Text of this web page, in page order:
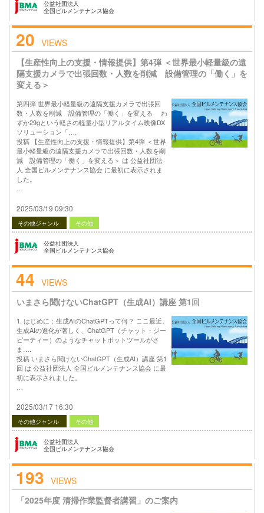
公益社団法人
全国ビルメンテナンス協会
20 VIEWS
【生産性向上の支援・情報提供】第4弾 ＜世界最小軽量級の遠
隔支援カメラで出張回数・人数を削減 設備管理の「働く」を
変える＞
第四弾 世界最小軽量級の遠隔支援カメラで出張回
数・人数を削減 設備管理の「働く」を変える わ
ずか29gという軽さの軽量小型リアルタイム映像DX
ソリューション「….
投稿 【生産性向上の支援・情報提供】第4弾 ＜世界
最小軽量級の遠隔支援カメラで出張回数・人数を削
減 設備管理の「働く」を変える＞ は 公益社団法
人 全国ビルメンテナンス協会 に最初に表示されま
した。
2025/03/19 09:30
その他ジャンル その他
公益社団法人
全国ビルメンテナンス協会
44 VIEWS
いまさら聞けないChatGPT（生成AI）講座 第1回
1. はじめに：生成AIのChatGPTって何？ ここ最近、
生成AIの進化が著しく、ChatGPT（チャット・ジー
ピーティー）のようなチャットボットツールがさ
ま….
投稿 いまさら聞けないChatGPT（生成AI）講座 第1
回 は 公益社団法人 全国ビルメンテナンス協会 に最
初に表示されました。
2025/03/17 16:30
その他ジャンル その他
公益社団法人
全国ビルメンテナンス協会
193 VIEWS
「2025年度 清掃作業監督者講習」のご案内